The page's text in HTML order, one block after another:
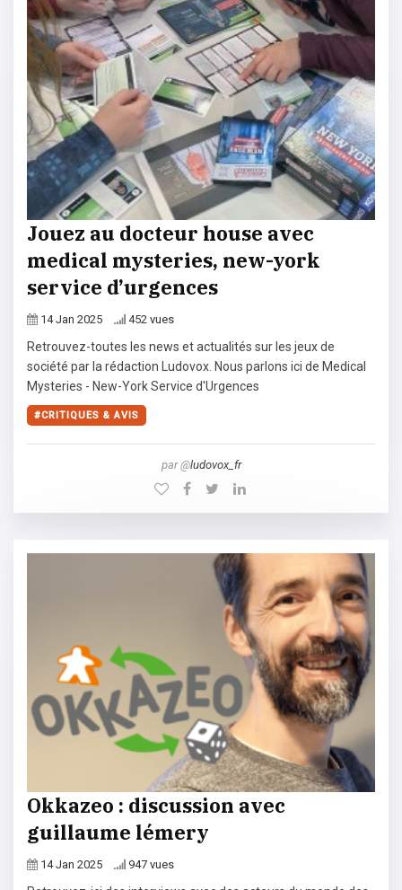
Jouez au docteur house avec
medical mysteries, new-york
service d’urgences
14 Jan 2025 452 vues
Retrouvez-toutes les news et actualités sur les jeux de
société par la rédaction Ludovox. Nous parlons ici de Medical
Mysteries - New-York Service d'Urgences
CRITIQUES & AVIS
par @ludovox_fr
Okkazeo : discussion avec
guillaume lémery
14 Jan 2025 947 vues